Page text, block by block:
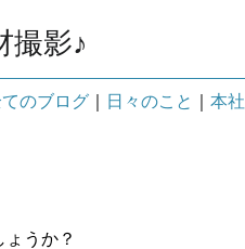
撮影♪
のブログ 日々のこと 本社
うか？